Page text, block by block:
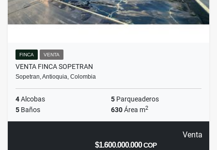
FINCA VENTA
VENTA FINCA SOPETRAN
Sopetran, Antioquia, Colombia
4Alcobas 5 Parqueaderos
5 Baños 630Área m2
Venta
$1.600.000.000COP